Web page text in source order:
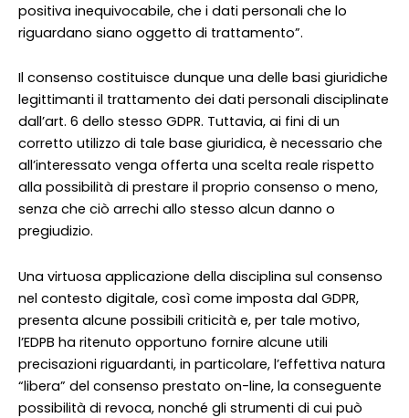
positiva inequivocabile, che i dati personali che lo
riguardano siano oggetto di trattamento”.
Il consenso costituisce dunque una delle basi giuridiche
legittimanti il trattamento dei dati personali disciplinate
dall’art. 6 dello stesso GDPR. Tuttavia, ai fini di un
corretto utilizzo di tale base giuridica, è necessario che
all’interessato venga offerta una scelta reale rispetto
alla possibilità di prestare il proprio consenso o meno,
senza che ciò arrechi allo stesso alcun danno o
pregiudizio.
Una virtuosa applicazione della disciplina sul consenso
nel contesto digitale, così come imposta dal GDPR,
presenta alcune possibili criticità e, per tale motivo,
l’EDPB ha ritenuto opportuno fornire alcune utili
precisazioni riguardanti, in particolare, l’effettiva natura
“libera” del consenso prestato on-line, la conseguente
possibilità di revoca, nonché gli strumenti di cui può